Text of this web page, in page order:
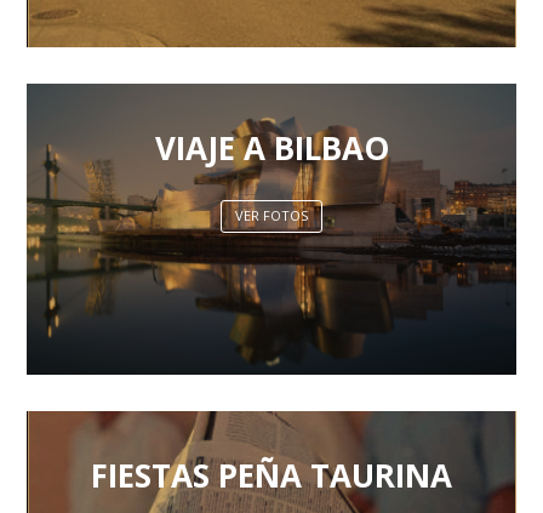
VIAJE A BILBAO
VER FOTOS
FIESTAS PEÑA TAURINA